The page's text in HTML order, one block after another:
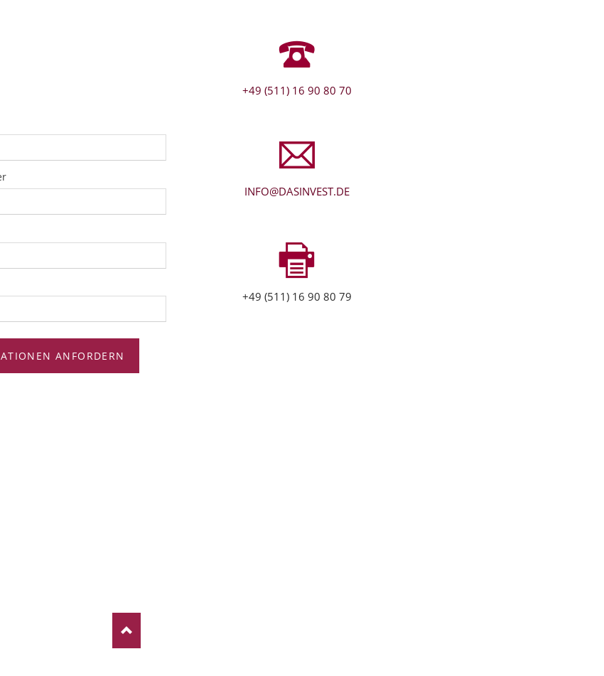
ANFORDERN
+49 (511) 16 90 80 70
INFO@DASINVEST.DE
+49 (511) 16 90 80 79